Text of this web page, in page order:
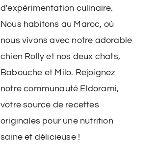
d'expérimentation culinaire.
Nous habitons au Maroc, où
nous vivons avec notre adorable
chien Rolly et nos deux chats,
Babouche et Milo. Rejoignez
notre communauté Eldorami,
votre source de recettes
originales pour une nutrition
saine et délicieuse !